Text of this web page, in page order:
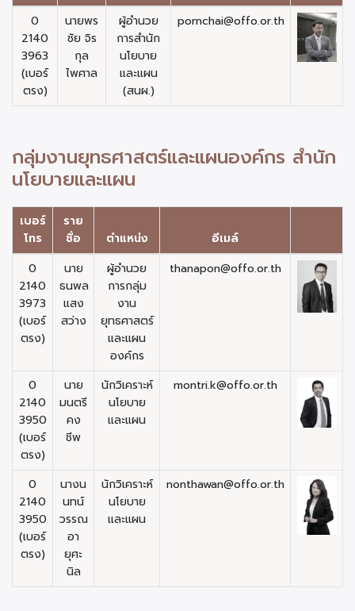
0
2140
3963
(เบอร์
ตรง)
นายพร
ชัย จิร
กุล
ไพศาล
ผู้อำนวย
การสำนัก
นโยบาย
และแผน
(สนผ.)
pornchai@offo.or.th
กลุ่มงานยุทธศาสตร์และแผนองค์กร สำนัก
นโยบายและแผน
เบอร์
โทร
ราย
ชื่อ
ตำแหน่ง
อีเมล์
0
2140
3973
(เบอร์
ตรง)
นาย
ธนพล
แสง
สว่าง
ผู้อำนวย
การกลุ่ม
งาน
ยุทธศาสตร์
และแผน
องค์กร
thanapon@offo.or.th
0
2140
3950
(เบอร์
ตรง)
นาย
มนตรี
คง
ชีพ
นักวิเคราะห์
นโยบาย
และแผน
montri.k@offo.or.th
0
2140
3950
(เบอร์
ตรง)
นางน
นทน์
วรรณ
อา
ยุศะ
นิล
นักวิเคราะห์
นโยบาย
และแผน
nonthawan@offo.or.th